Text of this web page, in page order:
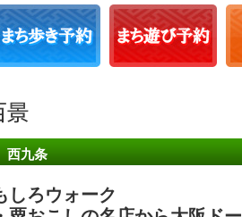
九条
しろウォーク